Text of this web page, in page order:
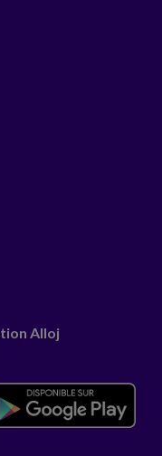
Alloj